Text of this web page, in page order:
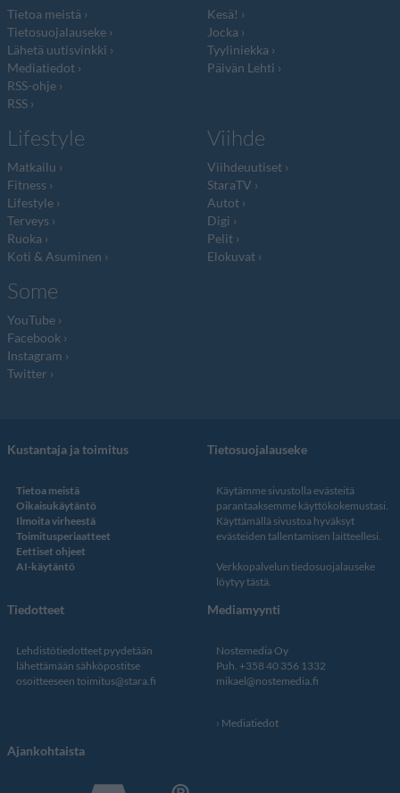
Tietoa meistä
Tietosuojalauseke
Lähetä uutisvinkki
Mediatiedot
RSS-ohje
RSS
Kesä!
Jocka
Tyyliniekka
Päivän Lehti
Lifestyle
Matkailu
Fitness
Lifestyle
Terveys
Ruoka
Koti & Asuminen
Viihde
Viihdeuutiset
StaraTV
Autot
Digi
Pelit
Elokuvat
Some
YouTube
Facebook
Instagram
Twitter
Kustantaja ja toimitus
Tietoa meistä
Oikaisukäytäntö
Ilmoita virheestä
Toimitusperiaatteet
Eettiset ohjeet
AI-käytäntö
Tietosuojalauseke
Käytämme sivustolla evästeitä
parantaaksemme käyttökokemustasi.
Käyttämällä sivustoa hyväksyt
evästeiden tallentamisen laitteellesi.
Verkkopalvelun tiedosuojalauseke
löytyy tästä.
Tiedotteet
Lehdistötiedotteet pyydetään
lähettämään sähköpostitse
osoitteeseen toimitus@stara.fi
Mediamyynti
Nostemedia Oy
Puh. +358 40 356 1332
mikael@nostemedia.fi
Mediatiedot
Ajankohtaista